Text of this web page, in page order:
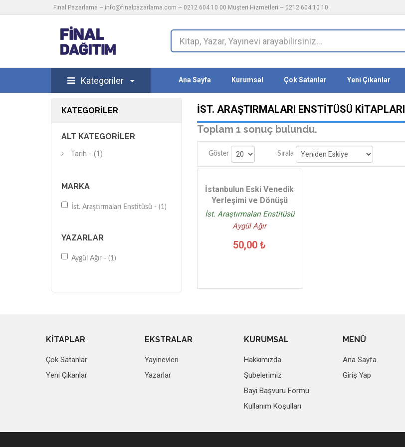
Final Pazarlama ~ info@finalpazarlama.com ~ 0212 604 10 00 Müşteri Hizmetleri ~ 0212 604 10 10
Kategoriler Ana Sayfa Kurumsal Çok Satanlar Yeni Çıkanlar
KATEGORILER
ALT KATEGORILER
Tarih - (1)
MARKA
İst. Araştırmaları Enstitüsü - (1)
YAZARLAR
Aygül Ağır - (1)
İST. ARAŞTIRMALARI ENSTITÜSÜ KITAPLARI
Toplam 1 sonuç bulundu.
Göster Sırala Stoktakiler
İstanbulun Eski Venedik
Yerleşimi ve Dönüşü
İst. Araştırmaları Enstitüsü
Aygül Ağır
50,00 ₺
KİTAPLAR
Çok Satanlar
Yeni Çıkanlar
EKSTRALAR
Yayınevleri
Yazarlar
KURUMSAL
Hakkımızda
Şubelerimiz
Bayi Başvuru Formu
Kullanım Koşulları
MENÜ
Ana Sayfa
Giriş Yap